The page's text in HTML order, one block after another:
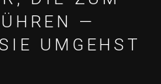
—
UMGEHST